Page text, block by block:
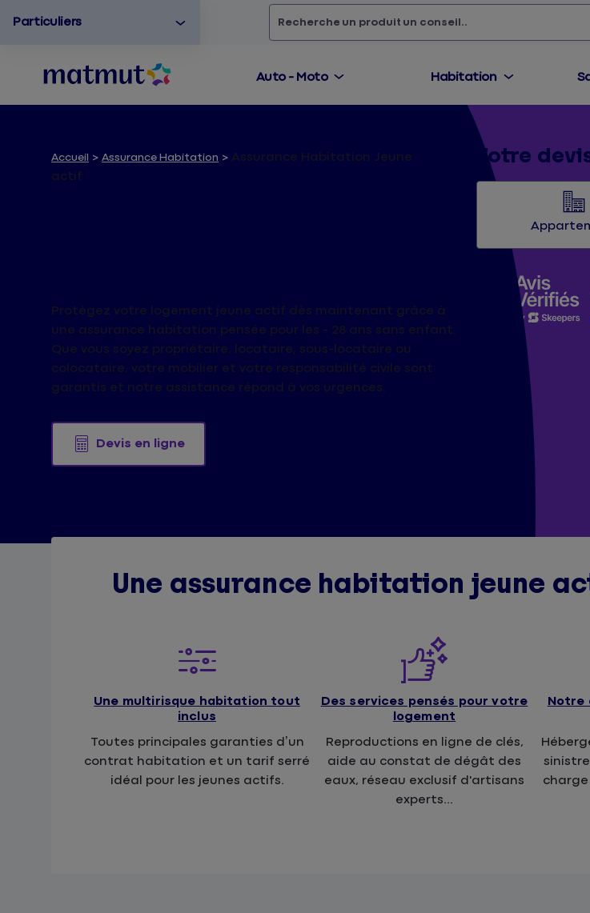
Particuliers Rechercherun produit,un conseil...
Auto - Moto Habitation
Accueil Assurance Habitation
Assurance Habitation Jeune
actif
Protégez votre logement jeune actif dès maintenant grâce à
une assurance habitation pensée pour les - 28 ans sans enfant.
Que vous soyez propriétaire, locataire, sous-locataire ou
colocataire, votre mobilier et votre responsabilité civile sont
garantis et notre assistance répond à vos urgences.
Devis en ligne
Votre
Une assurance habitation jeune
Une multirisque habitation tout
inclus
Toutes principales garanties d’un
contrat habitation et un tarif serré
idéal pour les jeunes actifs.
Des services pensés pour votre
logement
Reproductions en ligne de clés,
aide au constat de dégât des
eaux, réseau exclusif d'artisans
experts...
Notre